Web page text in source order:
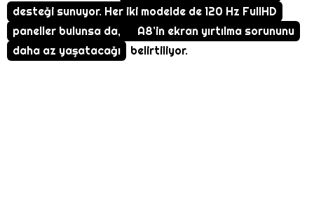
desteği sunuyor. Her iki modelde de 120 Hz FullHD
paneller bulunsa da,
A8’in ekran yırtılma sorununu
daha az yaşatacağı
belirtiliyor.